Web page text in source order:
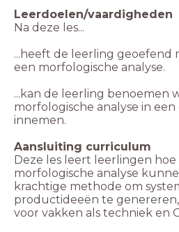
Leerdoelen/vaardigheden
...heeft de leerling geoefend
een morfologische analyse.
...kan de leerling benoemen
morfologische analyse in
innemen.
Aansluiting curriculum
Deze les leert leerlingen hoe
morfologische analyse
krachtige methode om
productideeën te genereren,
voor vakken als techniek en